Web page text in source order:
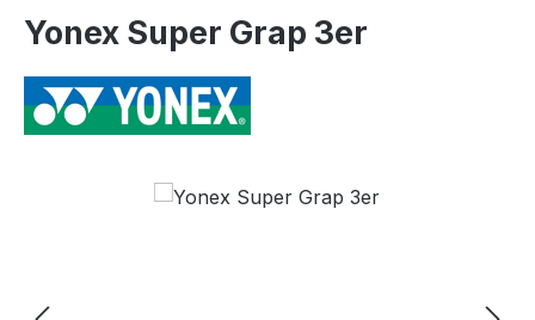
Yonex Super Grap 3er
Bildergalerie überspringen